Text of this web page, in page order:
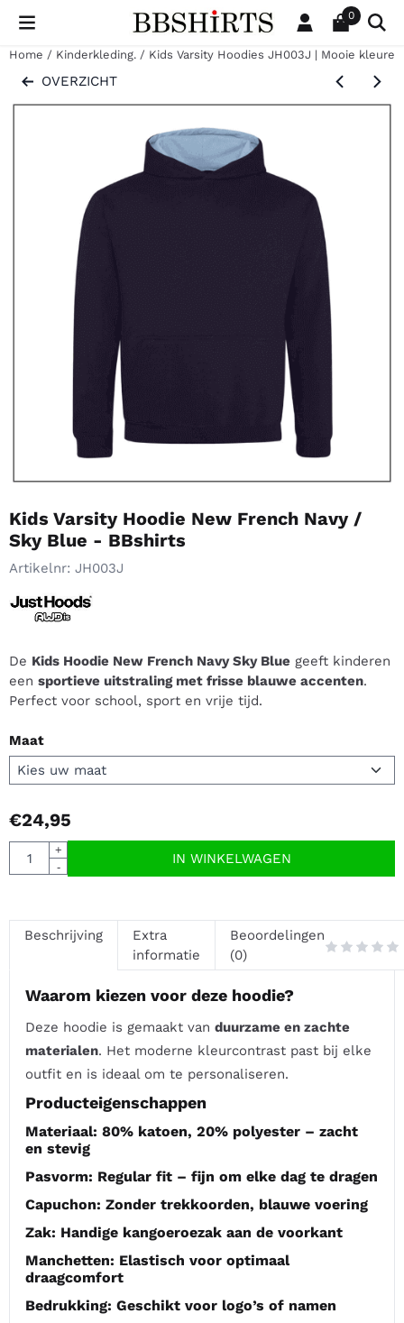
Cookievoorkeuren zijn beschikbaar. Kies instellingen of sta
0
Home / Kinderkleding. / Kids Varsity Hoodies JH003J | Mooie
OVERZICHT
Kids Varsity Hoodie New French Navy /
Sky Blue - BBshirts
Artikelnr: JH003J
De Kids Hoodie New French Navy Sky Blue geeft kinderen
een sportieve uitstraling met frisse blauwe accenten.
Perfect voor school, sport en vrije tijd.
Maat
€24,95
Aantal
+
-
IN WINKELWAGEN
Beschrijving
Extra
informatie
Beoordelingen
(0)
Waarom kiezen voor deze hoodie?
Deze hoodie is gemaakt vanduurzame en zachte
materialen. Het moderne kleurcontrast past bij elke
outfit en is ideaal om te personaliseren.
Producteigenschappen
Materiaal: 80% katoen, 20% polyester – zacht
en stevig
Pasvorm: Regular fit – fijn om elke dag te dragen
Capuchon: Zonder trekkoorden, blauwe voering
Zak: Handige kangoeroezak aan de voorkant
Manchetten: Elastisch voor optimaal
draagcomfort
Bedrukking: Geschikt voor logo’s of namen